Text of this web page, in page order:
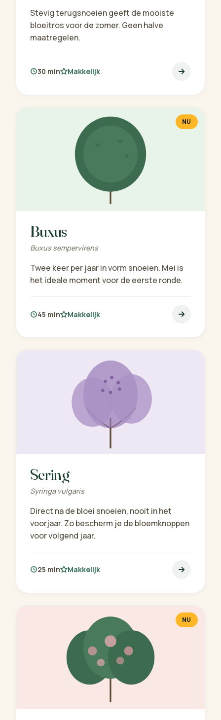
Stevig terugsnoeien geeft de mooiste
bloeitros voor de zomer. Geen halve
maatregelen.
30 min Makkelijk
NU
Buxus
Buxus sempervirens
Twee keer per jaar in vorm snoeien. Mei is
het ideale moment voor de eerste ronde.
45 min Makkelijk
Sering
Syringa vulgaris
Direct na de bloei snoeien, nooit in het
voorjaar. Zo bescherm je de bloemknoppen
voor volgend jaar.
25 min Makkelijk
NU